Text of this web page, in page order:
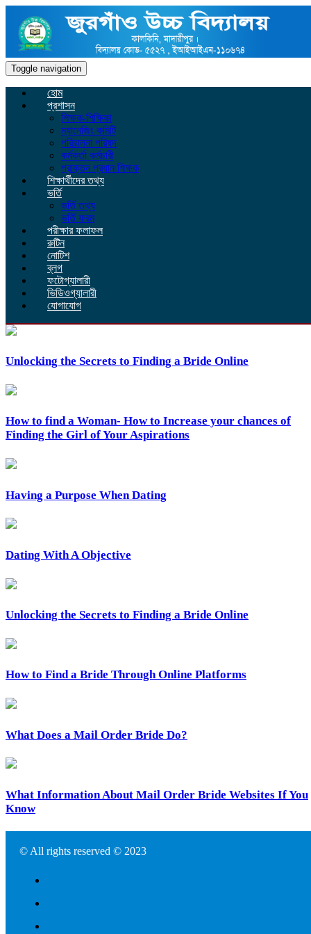
Toggle navigation
হোম
প্রশাসন
শিক্ষক-শিক্ষিকা
ম্যানেজিং কমিটি
পরিচালনা পরিষদ
কর্মকর্তা কর্মচারী
প্রাক্তন প্রধান শিক্ষক
শিক্ষার্থীদের তথ্য
ভর্তি
ভর্তি তথ্য
ভর্তি ফরম
পরীক্ষার ফলাফল
রুটিন
নোটিশ
ব্লগ
ফটোগ্যালারী
ভিডিওগ্যালারী
যোগাযোগ
Unlocking the Secrets to Finding a Bride Online
How to find a Woman- How to Increase your chances of
Finding the Girl of Your Aspirations
Having a Purpose When Dating
Dating With A Objective
Unlocking the Secrets to Finding a Bride Online
How to Find a Bride Through Online Platforms
What Does a Mail Order Bride Do?
What Information About Mail Order Bride Websites If You
Know
© All rights reserved © 2023